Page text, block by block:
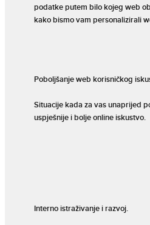
podatke putem bilo kojeg web
kako bismo vam personalizirali
Poboljšanje web korisničkog
Situacije kada za vas unaprijed
uspješnije i bolje online iskustvo.
Interno istraživanje i razvoj.